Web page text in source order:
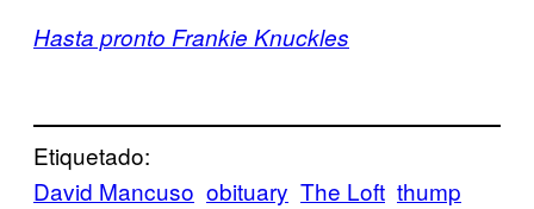
Hasta pronto Frankie Knuckles
Etiquetado:
David Mancuso obituary The Loft thump